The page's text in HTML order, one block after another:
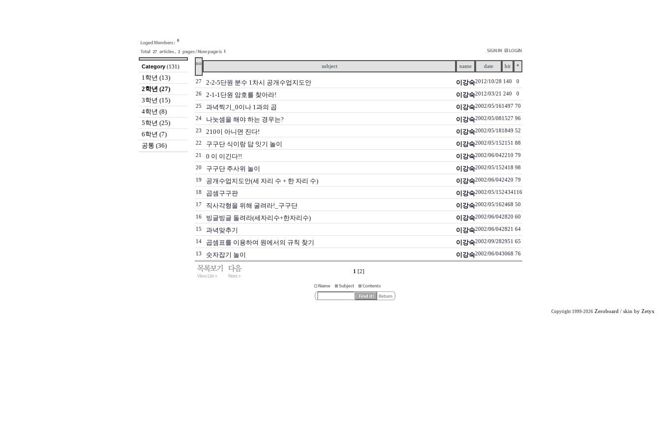
0
27 2 1
Category (131)
1학년 (13)
2학년 (27)
3학년 (15)
4학년 (8)
5학년 (25)
6학년 (7)
공통 (36)
no
subject name date hit *
27 2-2-5단원 분수 1차시 공개수업지도안 이강숙2012/10/28 140 0
26 2-1-1단원 암호를 찾아라! 이강숙2012/03/21 240 0
25 과녁찍기_0이나 1과의 곱 이강숙2002/05/161497 70
24 나눗셈을 해야 하는 경우는? 이강숙2002/05/081527 96
23 210이 아니면 진다! 이강숙2002/05/181849 52
22 구구단 식이랑 답 잇기 놀이 이강숙2002/05/152151 88
21 0 이 이긴다!! 이강숙2002/06/042210 79
20 구구단 주사위 놀이 이강숙2002/05/152418 98
19 공개수업지도안(세 자리 수 + 한 자리 수) 이강숙2002/06/042420 79
18 곱셈구구판 이강숙2002/05/152434116
17 직사각형을 위해 굴려라!_구구단 이강숙2002/05/162468 50
16 빙글빙글 돌려라(세자리수+한자리수) 이강숙2002/06/042820 60
15 과녁맞추기 이강숙2002/06/042821 64
14 곱셈표를 이용하여 원에서의 규칙 찾기 이강숙2002/09/282951 65
13 숫자잡기 놀이 이강숙2002/06/043068 76
1 [2]
Copyright 1999-2026 Zeroboard / skin by Zetyx